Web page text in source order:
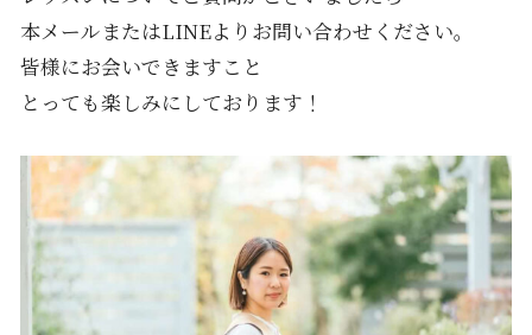
本メールまたはLINEよりお問い合わせください。
皆様にお会いできますこと
とっても楽しみにしております！